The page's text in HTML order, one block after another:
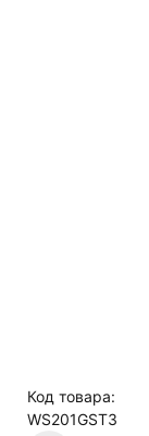
Код товара:
WS201GST3